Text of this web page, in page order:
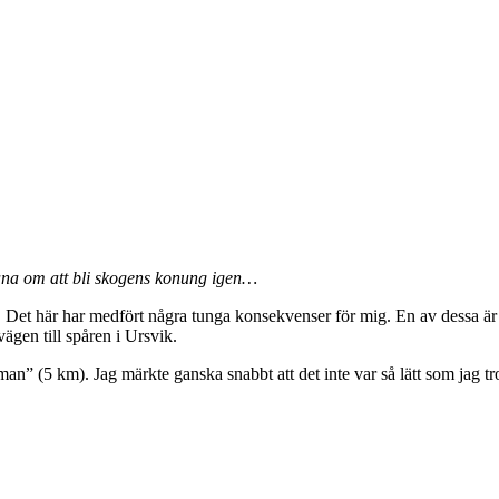
om att bli skogens konung igen…
här har medfört några tunga konsekvenser för mig. En av
till spåren i Ursvik.
(5 km). Jag märkte ganska snabbt att det inte var så lätt som jag